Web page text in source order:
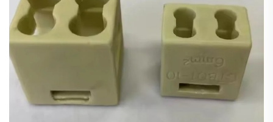
믹은 현대 산업에서 대체할 수 없는 핵심 소재로 자리
잡고 있습니다.
산업용 세라믹은 주로 금속 산화물(예: Al₂O₃, ZrO₂), 질
화물(예: Si₃N₄), 탄화물(예: SiC) 등 비금속 화합물로 구
성되며, 그 특성은 다음과 같습니다: